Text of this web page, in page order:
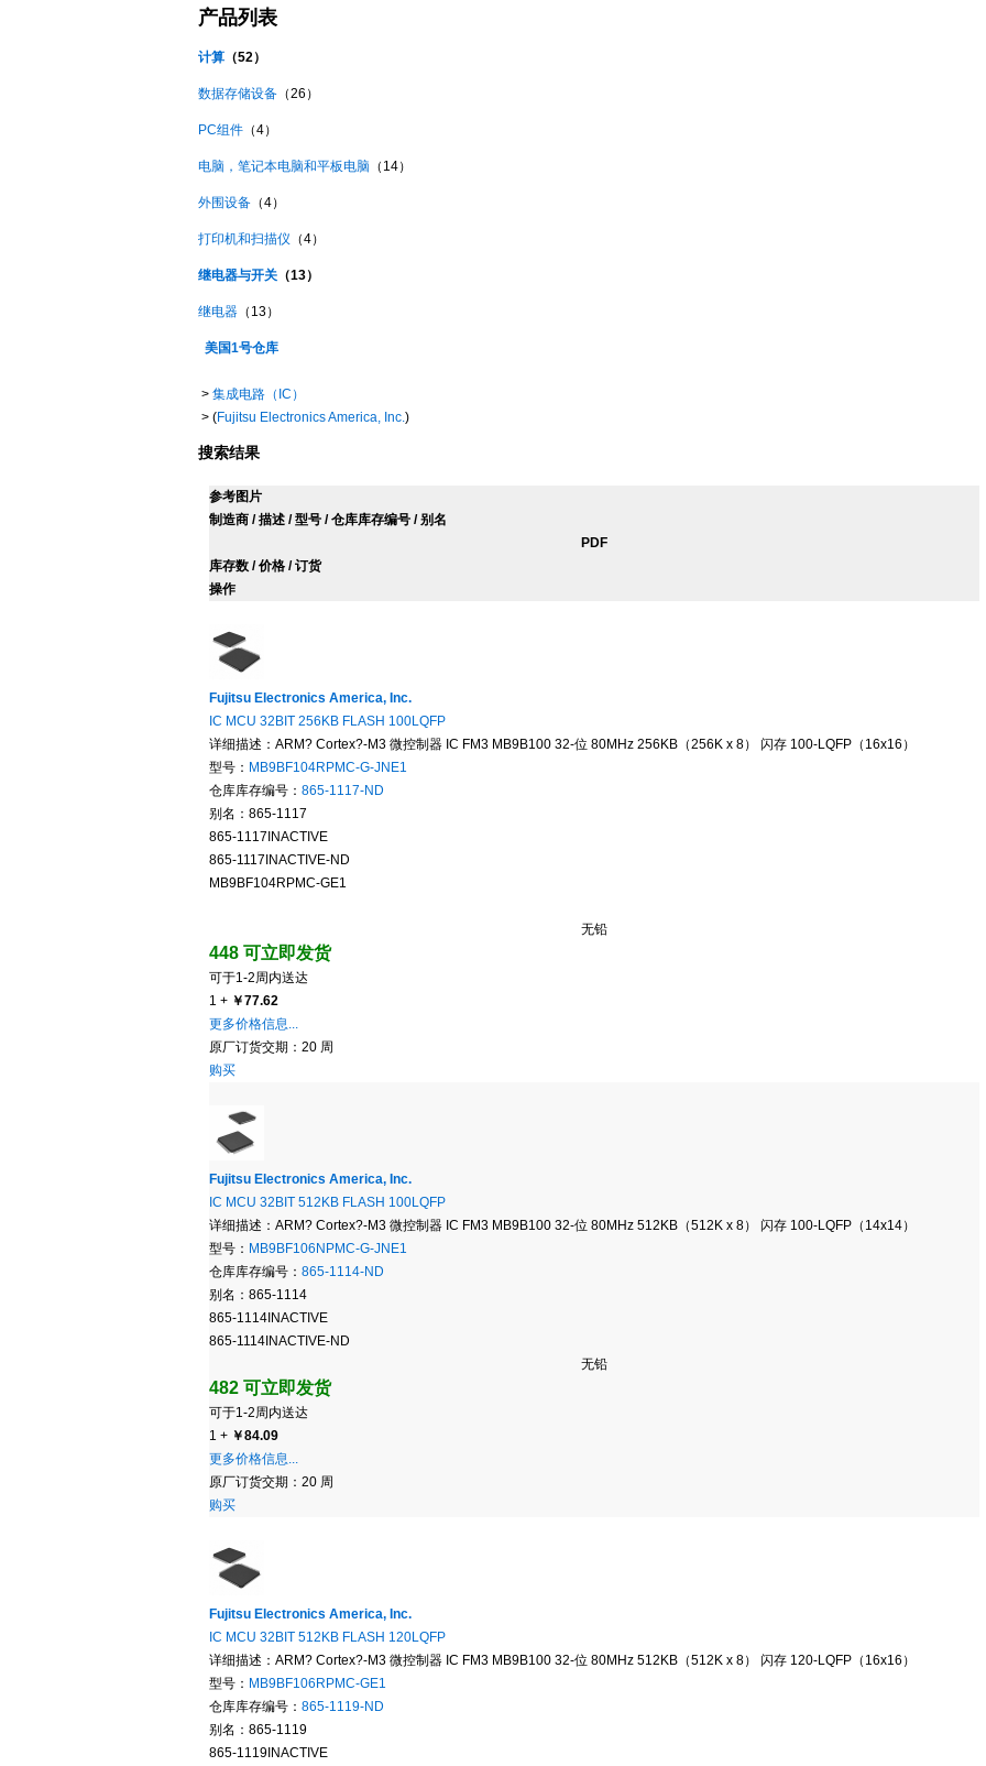
产品列表
计算 （52）
数据存储设备 （26）
PC组件 （4）
电脑，笔记本电脑和平板电脑 （ 14）
外围设备 （4）
打印机和扫描仪 （4）
继电器与开关 （13）
继电器 （ 13）
美国1号仓库
> 集成电路（IC）
> (Fujitsu Electronics America, Inc. )
搜索结果
参考图片
制造商 / 描述 / 型号 / 仓库库存编号 / 别名
PDF
库存数 / 价格 / 订货
操作
Fujitsu Electronics America, Inc.
IC MCU 32BIT 256KB FLASH 100LQFP
详细描述：ARM? Cortex?-M3 微控制器 IC FM3 MB9B100 32-位 80MHz 256KB（256K x 8） 闪存 100-LQFP（16x16）
型号： MB9BF104RPMC-G-JNE1
仓库库存编号： 865-1117-ND
别名：865-1117
865-1117INACTIVE
865-1117INACTIVE-ND
MB9BF104RPMC-GE1
无铅
448 可立即发货
可于1-2周内送达
1 + ￥77.62
更多价格信息...
原厂订货交期：20 周
购买
Fujitsu Electronics America, Inc.
IC MCU 32BIT 512KB FLASH 100LQFP
详细描述：ARM? Cortex?-M3 微控制器 IC FM3 MB9B100 32-位 80MHz 512KB（512K x 8） 闪存 100-LQFP（14x14）
型号： MB9BF106NPMC-G-JNE1
仓库库存编号： 865-1114-ND
别名：865-1114
865-1114INACTIVE
865-1114INACTIVE-ND
无铅
482 可立即发货
可于1-2周内送达
1 + ￥84.09
更多价格信息...
原厂订货交期：20 周
购买
Fujitsu Electronics America, Inc.
IC MCU 32BIT 512KB FLASH 120LQFP
详细描述：ARM? Cortex?-M3 微控制器 IC FM3 MB9B100 32-位 80MHz 512KB（512K x 8） 闪存 120-LQFP（16x16）
型号： MB9BF106RPMC-GE1
仓库库存编号： 865-1119-ND
别名：865-1119
865-1119INACTIVE